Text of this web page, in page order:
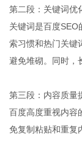
第二段：关键词优
关键词是百度
索习惯和热门关键
避免堆砌。同时，
第三段：内容质量
百度高度重视内容
免复制粘贴和重复